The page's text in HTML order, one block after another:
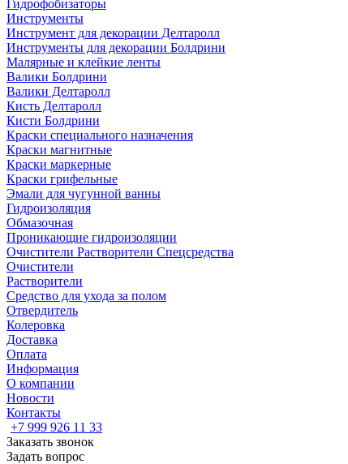
Гидрофобизаторы
Инструменты
Инструмент для декорации Делтаролл
Инструменты для декорации Болдрини
Малярные и клейкие ленты
Валики Болдрини
Валики Делтаролл
Кисть Делтаролл
Кисти Болдрини
Краски специального назначения
Краски магнитные
Краски маркерные
Краски грифельные
Эмали для чугунной ванны
Гидроизоляция
Обмазочная
Проникающие гидроизоляции
Очистители Растворители Спецсредства
Очистители
Растворители
Средство для ухода за полом
Отвердитель
Колеровка
Доставка
Оплата
Информация
О компании
Новости
Контакты
+7 999 926 11 33
Заказать звонок
Задать вопрос